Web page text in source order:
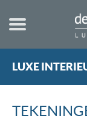
HOME
STUURHUT
LUXE